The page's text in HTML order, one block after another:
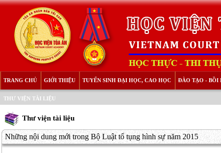
TRANG CHỦ GIỚI THIỆU TUYỂN SINH ĐẠI HỌC, CAO HỌC ĐÀO TẠO - BỒI
THƯ VIỆN TÀI LIỆU
Thư viện tài liệu
Những nội dung mới trong Bộ Luật tố tụng hình sự năm 2015